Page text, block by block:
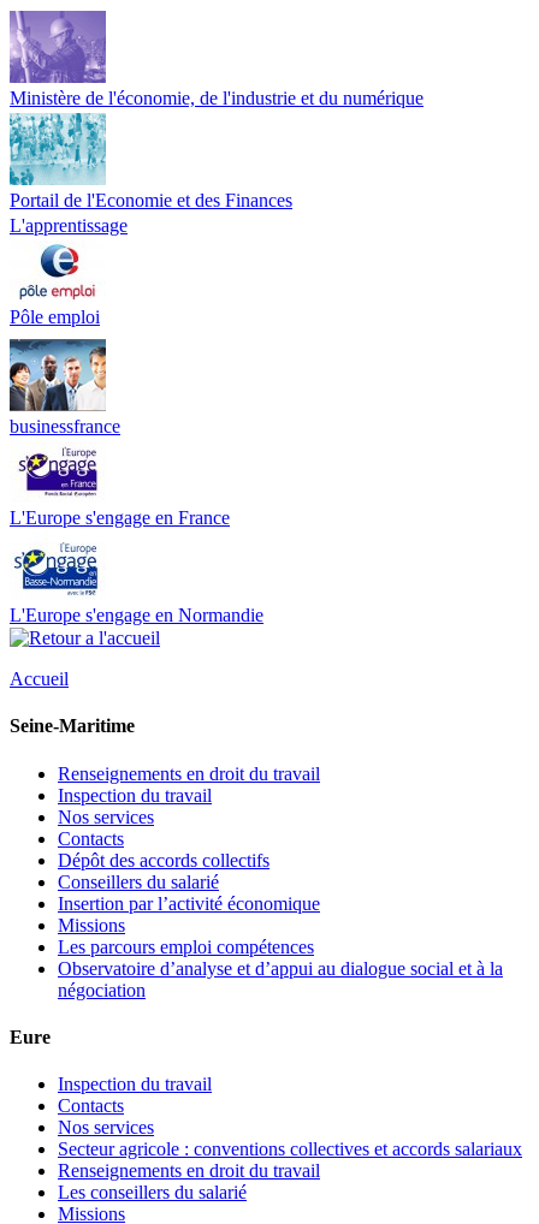
Ministère de l'économie, de l'industrie et du numérique
Portail de l'Economie et des Finances
L'apprentissage
Pôle emploi
businessfrance
L'Europe s'engage en France
L'Europe s'engage en Normandie
Accueil
Seine-Maritime
Renseignements en droit du travail
Inspection du travail
Nos services
Contacts
Dépôt des accords collectifs
Conseillers du salarié
Insertion par l’activité économique
Missions
Les parcours emploi compétences
Observatoire d’analyse et d’appui au dialogue social et à la
négociation
Eure
Inspection du travail
Contacts
Nos services
Secteur agricole : conventions collectives et accords salariaux
Renseignements en droit du travail
Les conseillers du salarié
Missions